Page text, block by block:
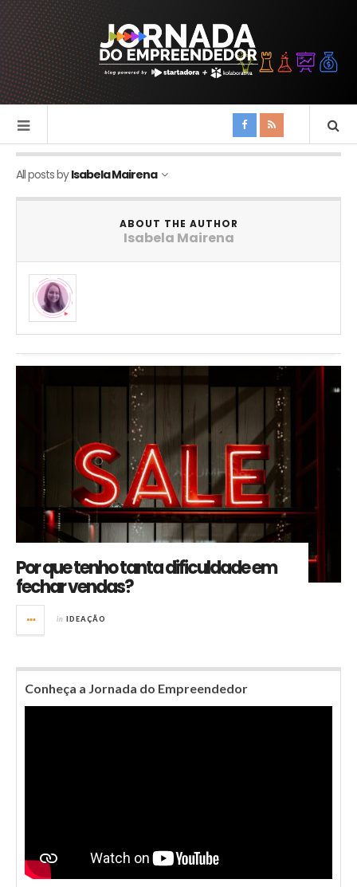
All posts byIsabela Mairena
ABOUT THE AUTHOR
Isabela Mairena
Por que tenho tanta dificuldade em
fechar vendas?
in IDEAÇÃO
Conheça a Jornada do Empreendedor